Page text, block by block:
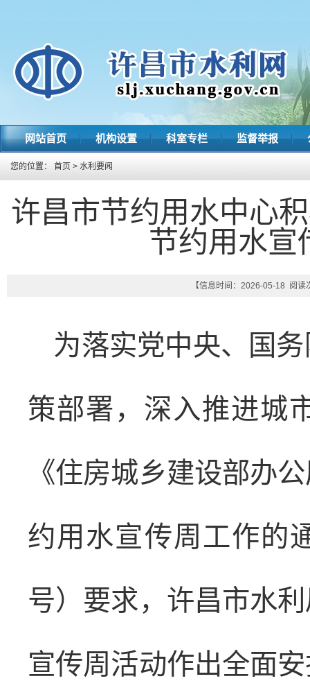
网站首页 机构设置 科室专栏 监督举报
您的位置： 首页 > 水利要闻
许昌市节约用水中心
节约用水宣
【信息时间：2026-05-18 阅读
为落实党中央、国
策部署，深入推进城
《住房城乡建设部办
约用水宣传周工作的
号）要求，许昌市水
宣传周活动作出全面